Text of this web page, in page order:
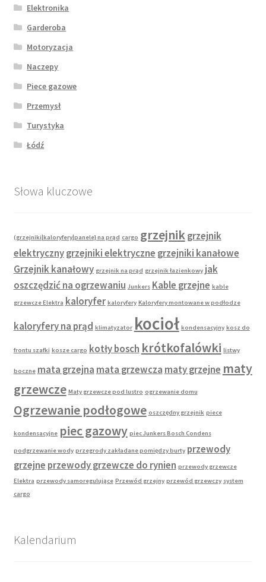
Elektronika
Garderoba
Motoryzacja
Naczepy
Piece gazowe
Przemysł
Turystyka
Łódź
Słowa kluczowe
(grzejniki|kaloryfery|panele} na prąd cargo grzejnik grzejnik
elektryczny grzejniki elektryczne grzejniki kanałowe
Grzejnik kanałowy grzejnik na prąd grzejnik łazienkowy jak
oszczędzić na ogrzewaniu Junkers Kable grzejne kable
grzewcze Elektra kaloryfer kaloryfery Kaloryfery montowane w podłodze
kaloryfery na prąd klimatyzator kocioł kondensacyjny kosz do
frontu szafki kosze cargo kotły bosch krótkofalówki listwy
boczne mata grzejna mata grzewcza maty grzejne maty
grzewcze Maty grzewcze pod lustro ogrzewanie domu
Ogrzewanie podłogowe oszczędny grzejnik piece
kondensacyjne piec gazowy piec Junkers Bosch Condens
podgrzewanie wody przegrody zakładane pomiędzy burty przewody
grzejne przewody grzewcze do rynien przewody grzewcze
Elektra przewody samoregulujące Przewód grzejny przewód grzewczy system
cargo
Kalendarium